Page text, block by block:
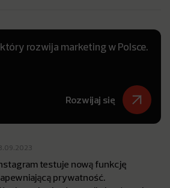
rozwija marketing w Polsce.
Rozwijaj się
testuje nową funkcję
prywatność.